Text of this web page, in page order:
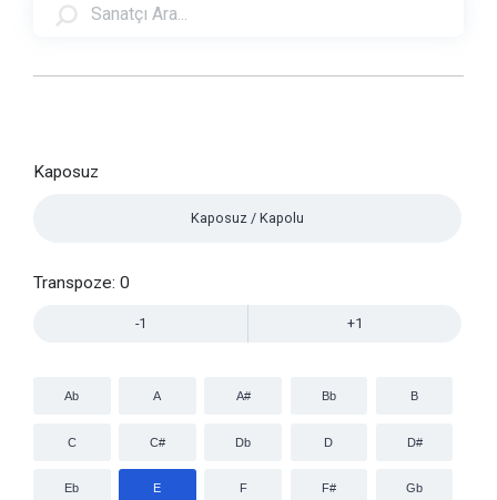
Kaposuz
Kaposuz / Kapolu
Transpoze: 0
+1
-1
Ab A A# Bb B
C C# Db D D#
Eb E F F# Gb